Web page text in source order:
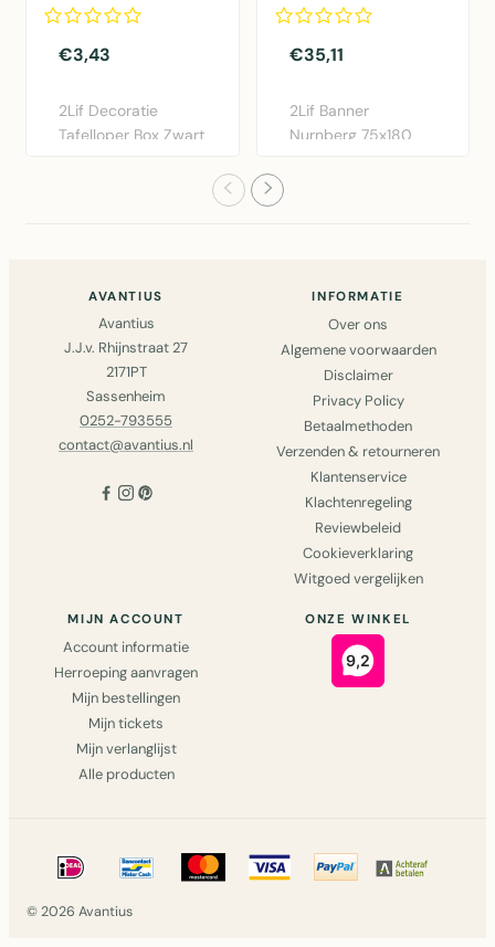
€3,43
2Lif Decoratie
Tafelloper Box Zwart
€35,11
2Lif Banner
Nurnberg 75x180
AVANTIUS
Avantius
J.J.v. Rhijnstraat 27
2171PT
Sassenheim
0252-793555
contact@avantius.nl
INFORMATIE
Over ons
Algemene voorwaarden
Disclaimer
Privacy Policy
Betaalmethoden
Verzenden & retourneren
Klantenservice
Klachtenregeling
Reviewbeleid
Cookieverklaring
Witgoed vergelijken
MIJN ACCOUNT
Account informatie
Herroeping aanvragen
Mijn bestellingen
Mijn tickets
Mijn verlanglijst
Alle producten
ONZE WINKEL
© 2026 Avantius